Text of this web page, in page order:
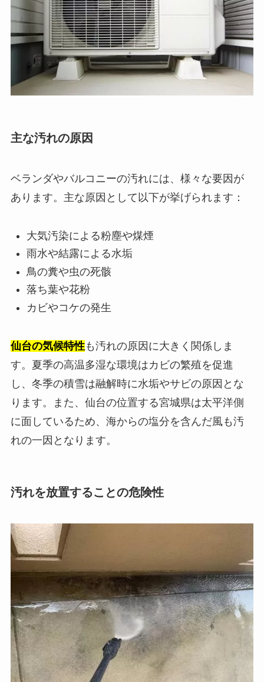
主な汚れの原因
ベランダやバルコニーの汚れには、様々な要因が
あります。主な原因として以下が挙げられます：
大気汚染による粉塵や煤煙
雨水や結露による水垢
鳥の糞や虫の死骸
落ち葉や花粉
カビやコケの発生
仙台の気候特性も汚れの原因に大きく関係しま
す。夏季の高温多湿な環境はカビの繁殖を促進
し、冬季の積雪は融解時に水垢やサビの原因とな
ります。また、仙台の位置する宮城県は太平洋側
に面しているため、海からの塩分を含んだ風も汚
れの一因となります。
汚れを放置することの危険性